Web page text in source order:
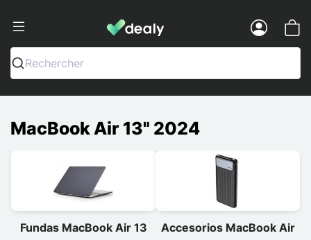
Dealy - Fundas y accesorios para
Rechercher
MacBook Air 13" 2024
Fundas MacBook Air 13
Accesorios MacBook Air